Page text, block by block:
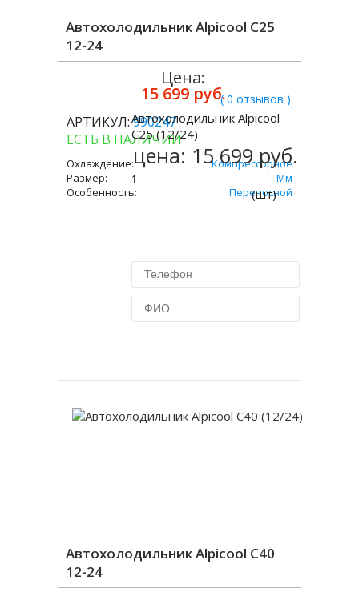
Автохолодильник Alpicool C25
12-24
( 0 отзывов )
АРТИКУЛ:990247
ЕСТЬ В НАЛИЧИИ
Охлаждение:
Компрессорное
Размер:
301х652х363 Мм
Особенность:
Переносной
Цена:
15 699 руб.
Купить
Автохолодильник Alpicool
C25 (12/24)
цена: 15 699 руб.
(шт)
Автохолодильник Alpicool C40
12-24